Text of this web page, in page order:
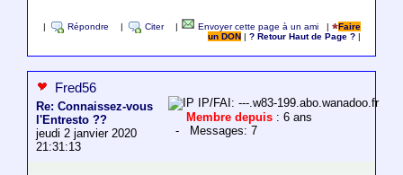
Répondre Citer Envoyer cette page à un ami |
Faire
un DON
|? Retour Haut de Page ?
Fred56
Re: Connaissez-vous
l'Entresto ??
jeudi 2 janvier 2020
21:31:13
IP/FAI: ---.w83-199.abo.wanadoo.fr
Membre depuis : 6 ans
- Messages: 7